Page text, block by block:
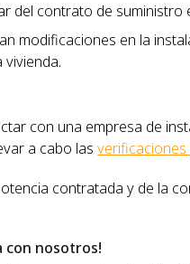
del contrato de suministro
modificaciones en la
con una empresa de
a cabo lasverificaciones
contratada y de la
con nosotros!